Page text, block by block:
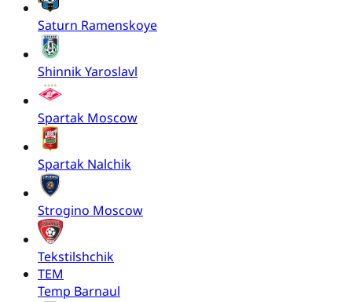
Saturn Ramenskoye
Shinnik Yaroslavl
Spartak Moscow
Spartak Nalchik
Strogino Moscow
Tekstilshchik
TEM
Temp Barnaul